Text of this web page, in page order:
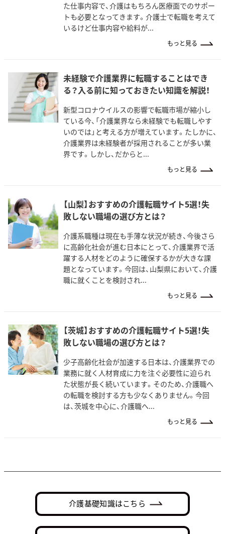
た仕事内容で、介護はもちろん医療面でのサポー
トも必要となってきます。介護士で転職を考えて
いるけど仕事内容や給料が...
もっと見る
未経験で介護業界に転職することはでき
る？入る前に知っておきたい知識を解説！
新型コロナウイルスの影響で転職市場が縮小し
ている今、「介護業界なら未経験でも転職しやす
いのでは」と考える方が増えています。たしかに、
介護業界は未経験者が採用されることが多い業
界です。しかし、だからと...
もっと見る
【山梨】おすすめの介護転職サイト5選！失
敗しない職場の選び方とは？
介護系職種は現在も手薄な状況が続き、今後さら
に高齢化社会が進む日本にとって、介護業界で活
躍する人材をどのように確保するかが大きな課
題となっています。今回は、山梨県において、介護
職に就くことを検討され...
もっと見る
【茨城】おすすめの介護転職サイト5選！失
敗しない職場の選び方とは？
少子高齢化社会が加速する日本は、介護業界での
業務に就く人材育成に力を注ぐ必要性に迫られ
た状態が長く続いています。そのため、介護職へ
の転職を検討する方も少なくありません。今回
は、茨城を中心に、介護職へ...
もっと見る
介護基礎知識はこちら